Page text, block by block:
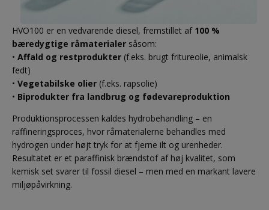
HVO100 er en vedvarende diesel, fremstillet af 100 %
bæredygtige råmaterialer såsom:
• Affald og restprodukter (f.eks. brugt fritureolie, animalsk
fedt)
• Vegetabilske olier (f.eks. rapsolie)
• Biprodukter fra landbrug og fødevareproduktion
Produktionsprocessen kaldes hydrobehandling – en
raffineringsproces, hvor råmaterialerne behandles med
hydrogen under højt tryk for at fjerne ilt og urenheder.
Resultatet er et paraffinisk brændstof af høj kvalitet, som
kemisk set svarer til fossil diesel – men med en markant lavere
miljøpåvirkning.